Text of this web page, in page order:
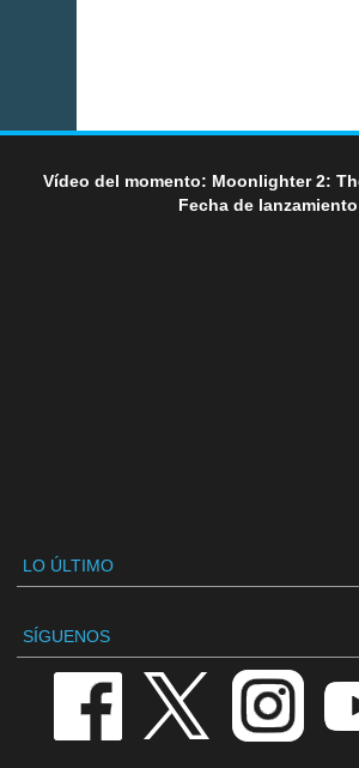
Vídeo del momento: Moonlighter 2:
Fecha de lanzamiento
LO ÚLTIMO
SÍGUENOS